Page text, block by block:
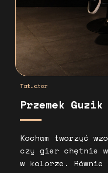
Tatuator
Przemek Guzik
Kocham tworzyć
czy gier chętnie
w kolorze. Równie